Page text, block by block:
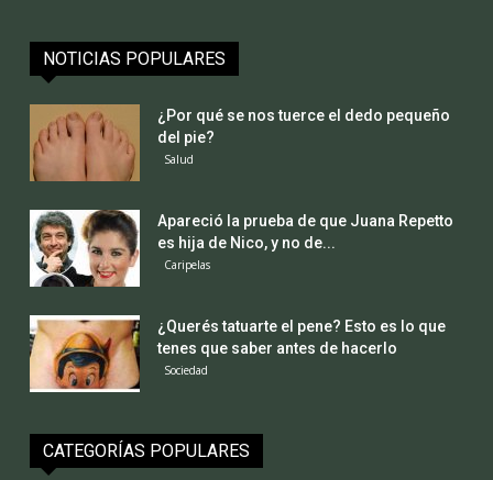
NOTICIAS POPULARES
¿Por qué se nos tuerce el dedo pequeño
del pie?
Salud
Apareció la prueba de que Juana Repetto
es hija de Nico, y no de...
Caripelas
¿Querés tatuarte el pene? Esto es lo que
tenes que saber antes de hacerlo
Sociedad
CATEGORÍAS POPULARES